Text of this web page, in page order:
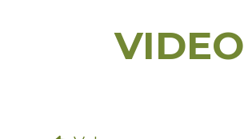
VIDEO